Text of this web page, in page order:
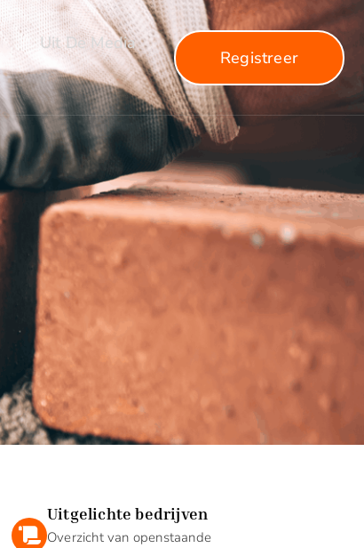
Uit De Media
Registreer
Uitgelichte bedrijven
Overzicht van openstaande